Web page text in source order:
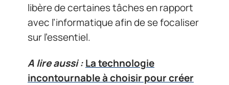
libère de certaines tâches en rapport
avec l’informatique afin de se focaliser
sur l’essentiel.
A lire aussi :La technologie
incontournable à choisir pour créer